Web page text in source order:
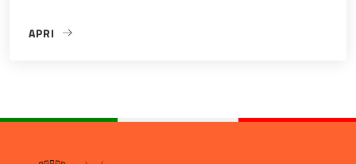
APRI
«MOSTRA / LUIGI GHIRRI. A SERIES OF DREAMS»